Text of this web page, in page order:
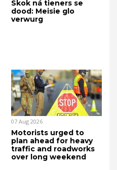
Skok ná tieners se
dood: Meisie glo
verwurg
07 Aug 2026
Motorists urged to
plan ahead for heavy
traffic and roadworks
over long weekend